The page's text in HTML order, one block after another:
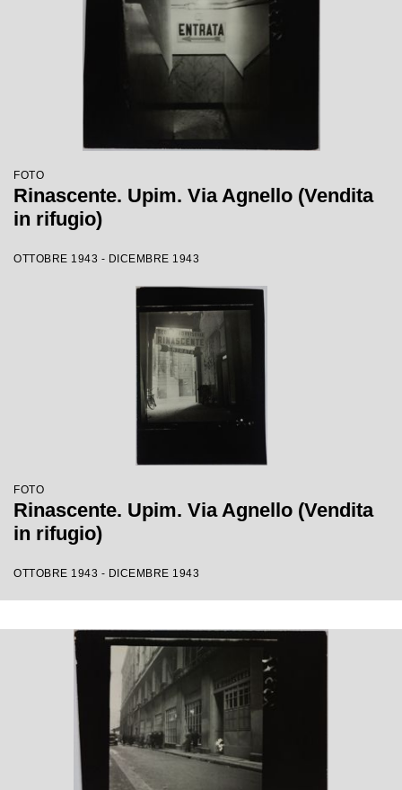
FOTO
Rinascente. Upim. Via Agnello (Vendita
in rifugio)
OTTOBRE 1943 - DICEMBRE 1943
FOTO
Rinascente. Upim. Via Agnello (Vendita
in rifugio)
OTTOBRE 1943 - DICEMBRE 1943